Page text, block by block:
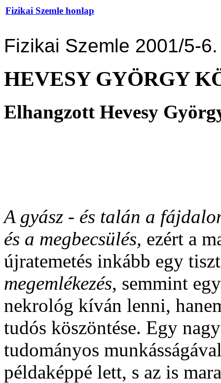
Fizikai Szemle honlap
Fizikai Szemle 2001/5-
HEVESY GYÖRGY
Elhangzott Hevesy
A gyász - és talán a
és a megbecsülés, ezért a
újratemetés inkább egy
megemlékezés, semmint
nekrológ kíván lenni,
tudós köszöntése. Egy
tudományos
példaképpé lett, s az is